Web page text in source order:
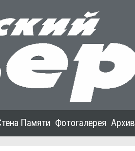
Памяти Фотогалерея Архив